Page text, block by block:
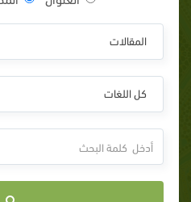
المقالات
كل اللغات